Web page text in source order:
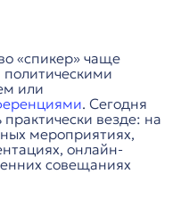
«спикер» чаще
или
. Сегодня
везде: на
мероприятиях,
онлайн-
совещаниях